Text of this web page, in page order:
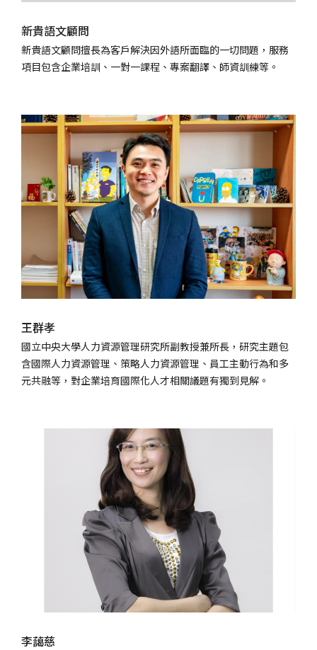
新貴語文顧問
新貴語文顧問擅長為客戶解決因外語所面臨的一切問題，服務
項目包含企業培訓、一對一課程、專案翻譯、師資訓練等。
王群孝
國立中央大學人力資源管理研究所副教授兼所長，研究主題包
含國際人力資源管理、策略人力資源管理、員工主動行為和多
元共融等，對企業培育國際化人才相關議題有獨到見解。
李藹慈